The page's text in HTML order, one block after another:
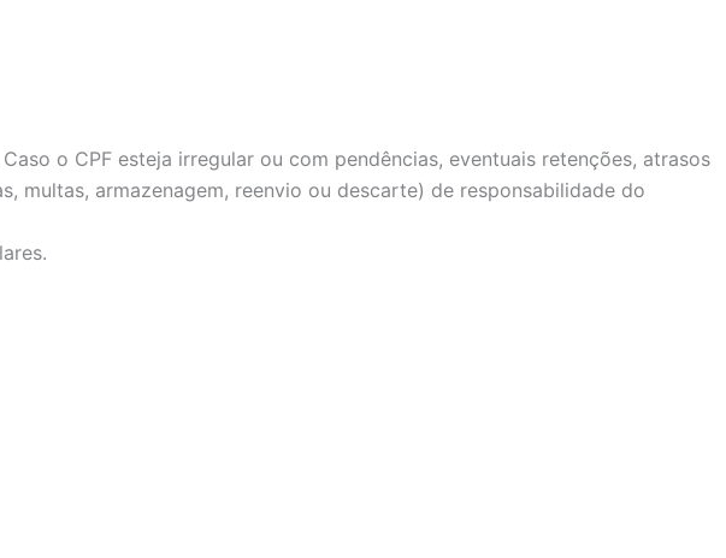
o CPF esteja irregular ou com pendências, eventuais retenções, atrasos
multas, armazenagem, reenvio ou descarte) de responsabilidade do